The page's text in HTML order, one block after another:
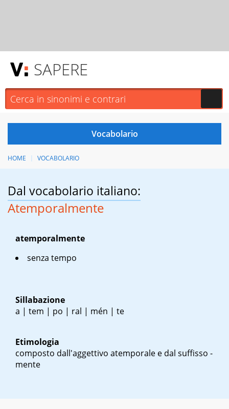
SAPERE
HOME VOCABOLARIO
Dal vocabolario italiano:
Atemporalmente
atemporalmente
senza tempo
Sillabazione
a | tem | po | ral | mén | te
Etimologia
composto dall'aggettivo atemporale e dal suffisso -
mente